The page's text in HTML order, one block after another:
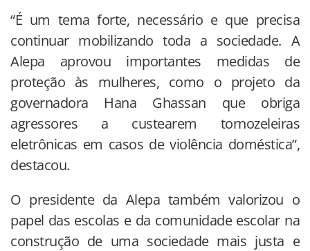
“É um tema forte, necessário e que precisa
continuar mobilizando toda a sociedade. A
Alepa aprovou importantes medidas de
proteção às mulheres, como o projeto da
governadora Hana Ghassan que obriga
agressores a custearem tornozeleiras
eletrônicas em casos de violência doméstica”,
destacou.
O presidente da Alepa também valorizou o
papel das escolas e da comunidade escolar na
construção de uma sociedade mais justa e